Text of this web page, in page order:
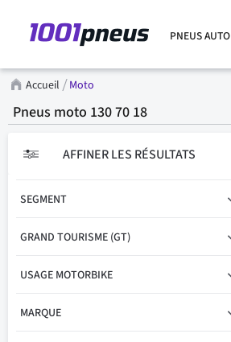
PNEUS AUTO
Accueil Moto
Pneus moto 130 70 18
AFFINER LES RÉSULTATS
SEGMENT
GRAND TOURISME (GT)
USAGE MOTORBIKE
MARQUE